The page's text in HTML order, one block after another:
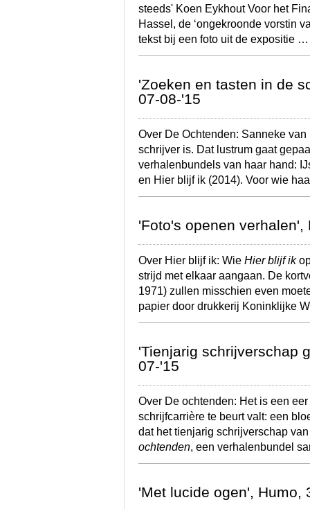
steeds' Koen Eykhout Voor het
Hassel, de ‘ongekroonde vorstin
tekst bij een foto uit de expositie
'Zoeken en tasten in de
07-08-'15
Over De Ochtenden: Sanneke
schrijver is. Dat lustrum gaat
verhalenbundels van haar hand:
en Hier blijf ik (2014). Voor wie
'Foto's openen verhalen',
Over Hier blijf ik: Wie Hier blijf ik
strijd met elkaar aangaan. De
1971) zullen misschien even
papier door drukkerij Koninklijke
'Tienjarig schrijverschap
07-'15
Over De ochtenden: Het is een
schrijfcarrière te beurt valt: een
dat het tienjarig schrijverschap
ochtenden, een verhalenbundel
'Met lucide ogen', Humo,